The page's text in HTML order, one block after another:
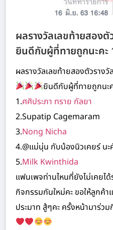
ผลรางวัลเลขท้ายสอง
ยินดีกับผู้ที่ทายถูกนะค
ผลรางวัลเลขท้ายสองตัวราง
ยินดีกับผู้ที่ทายถูกนะ
1.ศศิประภา ทราย กัลยา
2.Supatip Cagemaram
3.Nong Nicha
4.@แม่นุ่น กับน้องนิวเคยร์ นะ
5.Milk Kwinthida
แฟนเพจท่านไหนที่ยังไม่เคยไ
กิจกรรมกันใหม่คะ ขอให้ลูกค้
ประมาท สู้ๆคะ ครั้งหน้ามาร่ว